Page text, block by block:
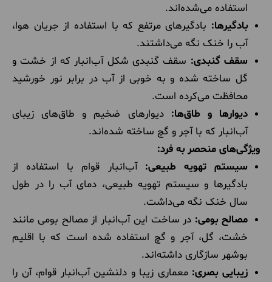
استفاده می‌شده‌اند.
بادگیرها: بادگیرهای مرتفع که با استفاده از جریان هوا،
آب را خنک نگه می‌داشتند.
سقف گنبدی: سقف گنبدی شکل آب‌انبار که از خشت و
گل ساخته شده و به خوبی از آب در برابر نور خورشید
محافظت می‌کرده است.
دیوارها و طاق‌ها: دیوارهای ضخیم و طاق‌های زیبای
آب‌انبار که با آجر و گچ ساخته شده‌اند.
ویژگی‌های منحصر به فرد:
سیستم تهویه طبیعی: آب‌انبار قوام با استفاده از
بادگیرها و سیستم تهویه طبیعی، دمای آب را در طول
سال خنک نگه می‌داشت.
مصالح بومی: در ساخت این آب‌انبار از مصالح بومی مانند
خشت، گل، آجر و گچ استفاده شده است که با اقلیم
بوشهر سازگاری داشته‌اند.
زیبایی بصری: معماری زیبا و دلنشین آب‌انبار قوام، آن را